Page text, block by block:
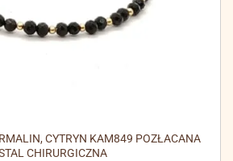
CYTRYN KAM849 POZŁACANA
CHIRURGICZNA